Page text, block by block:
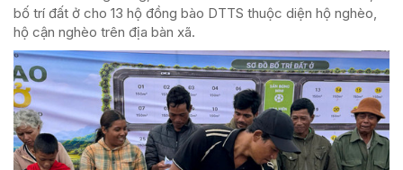
bố trí đất ở cho 13 hộ đồng bào DTTS thuộc diện hộ nghèo,
hộ cận nghèo trên địa bàn xã.